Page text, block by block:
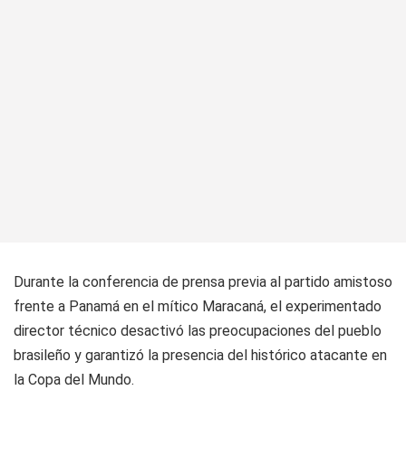
Durante la conferencia de prensa previa al partido amistoso
frente a Panamá en el mítico Maracaná, el experimentado
director técnico desactivó las preocupaciones del pueblo
brasileño y garantizó la presencia del histórico atacante en
la Copa del Mundo.